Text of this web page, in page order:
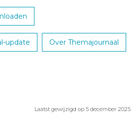
update Over Themajournaal
Laatst gewijzigd op 5 december 2025